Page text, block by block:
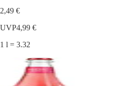
2,49 €
UVP4,99 €
1 l = 3.32